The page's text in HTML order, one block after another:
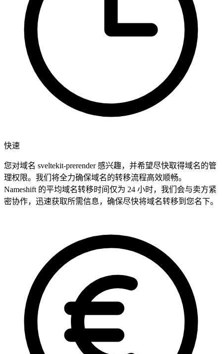
快速
您对域名 sveltekit-prerender 感兴趣，并希望尽快取得域名的管
理权限。我们将全力确保域名的转移流程高效顺畅。
Nameshift 的平均域名转移时间仅为 24 小时，我们会与卖方紧
密协作，迅速获取所需信息，确保尽快将域名转移到您名下。